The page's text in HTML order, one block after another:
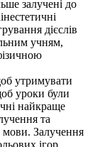
залучені до
дієслів
учням,
утримувати
уроки були
найкраще
та
мови. Залучення
ігор